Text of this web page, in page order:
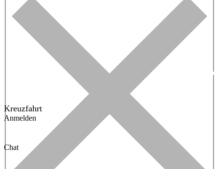
Kreuzfahrt
Anmelden
Chat